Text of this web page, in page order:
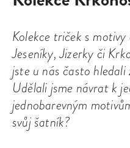
Kolekce triček s
Jeseníky, Jizerky či
jste u nás často
Udělali jsme návrat k
jednobarevným
svůj šatník?